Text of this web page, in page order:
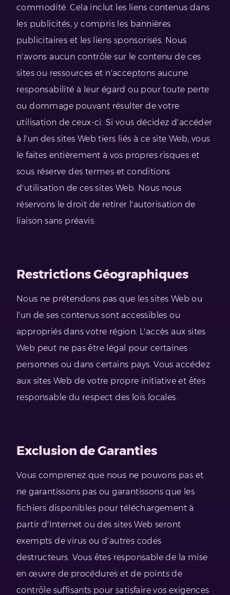
commodité. Cela inclut les liens contenus dans
les publicités, y compris les bannières
publicitaires et les liens sponsorisés. Nous
n'avons aucun contrôle sur le contenu de ces
sites ou ressources et n'acceptons aucune
responsabilité à leur égard ou pour toute perte
ou dommage pouvant résulter de votre
utilisation de ceux-ci. Si vous décidez d'accéder
à l'un des sites Web tiers liés à ce site Web, vous
le faites entièrement à vos propres risques et
sous réserve des termes et conditions
d'utilisation de ces sites Web. Nous nous
réservons le droit de retirer l'autorisation de
liaison sans préavis.
Restrictions Géographiques
Nous ne prétendons pas que les sites Web ou
l'un de ses contenus sont accessibles ou
appropriés dans votre région. L'accès aux sites
Web peut ne pas être légal pour certaines
personnes ou dans certains pays. Vous accédez
aux sites Web de votre propre initiative et êtes
responsable du respect des lois locales.
Exclusion de Garanties
Vous comprenez que nous ne pouvons pas et
ne garantissons pas ou garantissons que les
fichiers disponibles pour téléchargement à
partir d'Internet ou des sites Web seront
exempts de virus ou d'autres codes
destructeurs. Vous êtes responsable de la mise
en œuvre de procédures et de points de
contrôle suffisants pour satisfaire vos exigences